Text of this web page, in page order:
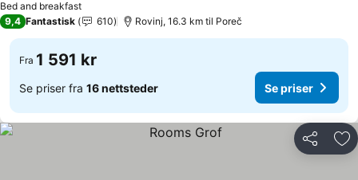
Bed and breakfast
9,4 Fantastisk 610 Rovinj, 16.3 km til Poreč
Fra 1 591 kr
Se priser fra 16 nettsteder Se priser
Del